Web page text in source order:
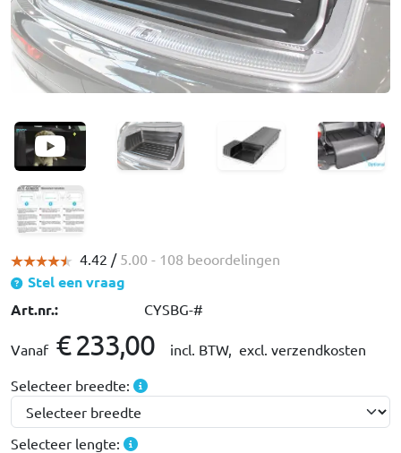
4.42 / 5.00 - 108 beoordelingen
Stel een vraag
Art.nr.:
CYSBG-#
Vanaf € 233,00 incl. BTW, excl. verzendkosten
Selecteer breedte:
Selecteer lengte: